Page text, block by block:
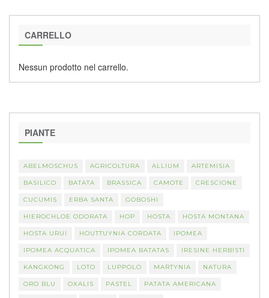
CARRELLO
Nessun prodotto nel carrello.
PIANTE
ABELMOSCHUS AGRICOLTURA ALLIUM ARTEMISIA
BASILICO BATATA BRASSICA CAMOTE CRESCIONE
CUCUMIS ERBA SANTA GOBOSHI
HIEROCHLOE ODORATA HOP HOSTA HOSTA MONTANA
HOSTA URUI HOUTTUYNIA CORDATA IPOMEA
IPOMEA ACQUATICA IPOMEA BATATAS IRESINE HERBISTI
KANGKONG LOTO LUPPOLO MARTYNIA NATURA
ORO BLU OXALIS PASTEL PATATA AMERICANA